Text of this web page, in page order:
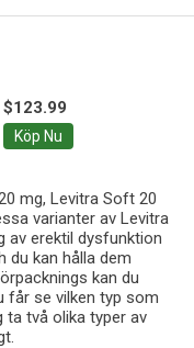
$123.99
Köp Nu
mg, Levitra Soft 20
varianter av Levitra
av erektil dysfunktion
du kan hålla dem
kan du
får se vilken typ som
ta två olika typer av